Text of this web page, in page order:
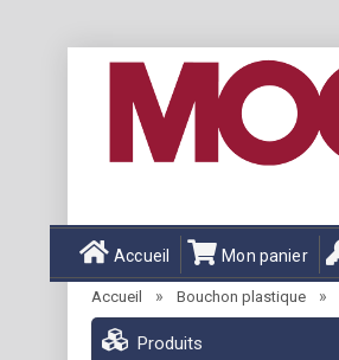
Accueil Mon panier
Accueil » Bouchon plastique »
Produits